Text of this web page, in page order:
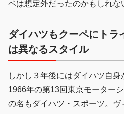
ペは想定外だったのかもしれな
ダイハツもクーペにトラ
は異なるスタイル
しかし３年後にはダイハツ自身
1966年の第13回東京モーター
の名もダイハツ・スポーツ。ヴ